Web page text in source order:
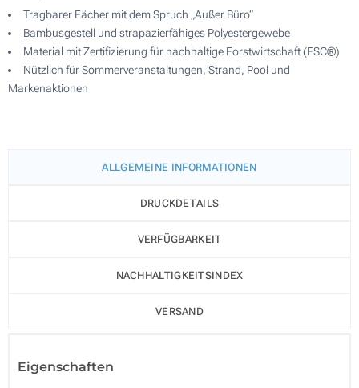
Tragbarer Fächer mit dem Spruch „Außer Büro“
Bambusgestell und strapazierfähiges Polyestergewebe
Material mit Zertifizierung für nachhaltige Forstwirtschaft (FSC®)
Nützlich für Sommerveranstaltungen, Strand, Pool und
Markenaktionen
ALLGEMEINE INFORMATIONEN
DRUCKDETAILS
VERFÜGBARKEIT
NACHHALTIGKEITSINDEX
VERSAND
Eigenschaften